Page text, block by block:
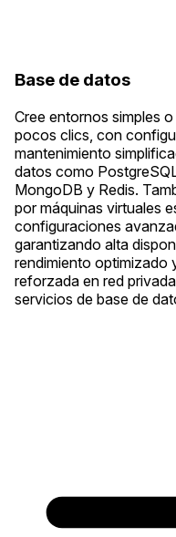
Base de datos
Cree entornos simples
pocos clics, con
mantenimiento
datos como
MongoDB y Redis.
por máquinas virtuales
configuraciones
garantizando alta
rendimiento optimizado
reforzada en red
servicios de base de